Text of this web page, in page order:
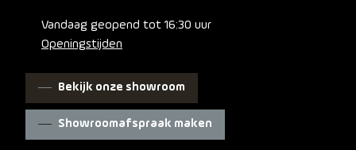
Vandaag geopend tot 16:30 uur
Openingstijden
Bekijk onze showroom
Showroomafspraak maken